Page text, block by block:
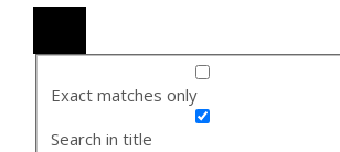
Exact matches only
Search in title